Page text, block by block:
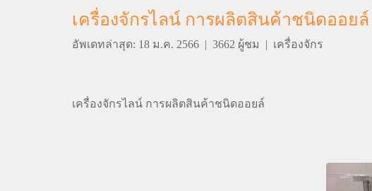
เครื่องจักรไลน์ การผลิตสินค้าชนิดออยล์
อัพเดทล่าสุด: 18 ม.ค. 2566 | 3662 ผู้ชม | เครื่องจักร
เครื่องจักรไลน์ การผลิตสินค้าชนิดออยล์